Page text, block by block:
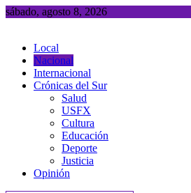
Saltar
sábado, agosto 8, 2026
Local
Nacional
Internacional
Crónicas del Sur
Salud
USFX
Cultura
Educación
Deporte
Justicia
Opinión